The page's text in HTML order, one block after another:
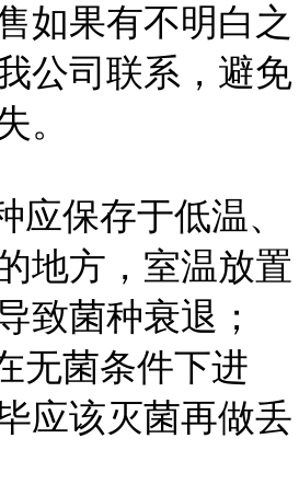
如果有不明白之
公司联系，避免
。
应保存于低温、
地方，室温放置
致菌种衰退；
无菌条件下进
应该灭菌再做丢